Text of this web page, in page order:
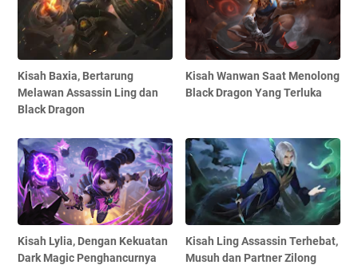
Kisah Baxia, Bertarung
Melawan Assassin Ling dan
Black Dragon
Kisah Wanwan Saat Menolong
Black Dragon Yang Terluka
Kisah Lylia, Dengan Kekuatan
Dark Magic Penghancurnya
Kisah Ling Assassin Terhebat,
Musuh dan Partner Zilong